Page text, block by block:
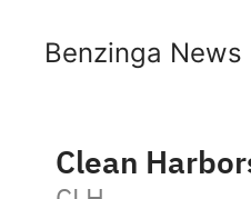
Benzinga News
Clean